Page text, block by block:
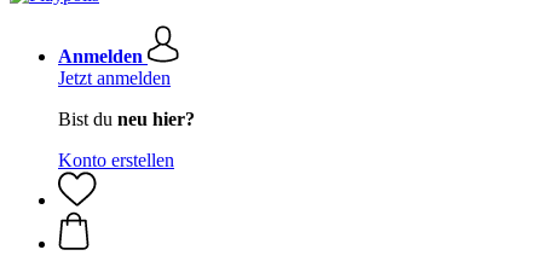
Anmelden
Jetzt anmelden
Bist du neu hier?
Konto erstellen